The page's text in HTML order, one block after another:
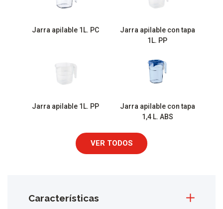
Jarra apilable 1L. PC
Jarra apilable con tapa
1L. PP
Jarra apilable 1L. PP
Jarra apilable con tapa
1,4 L. ABS
VER TODOS
Características